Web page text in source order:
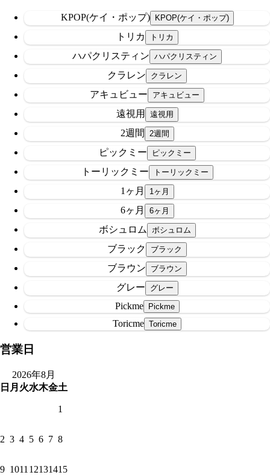
KPOP(ケイ・ポップ)
トリカ
ハパクリスティン
クラレン
アキュビュー
遠視用
2週間
ピックミー
トーリックミー
1ヶ月
6ヶ月
ボシュロム
ブラック
ブラウン
グレー
Pickme
Toricme
営業日
2026年8月
日 月 火水木金土
1
2 3 4 5 6 7 8
9 1011 12131415